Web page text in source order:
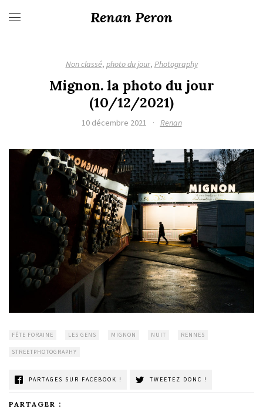
Renan Peron
Non classé, photo du jour, Photography
Mignon. la photo du jour
(10/12/2021)
10 décembre 2021 · Renan
FÊTE FORAINE LES GENS MIGNON NUIT RENNES
STREETPHOTOGRAPHY
PARTAGES SUR FACEBOOK ! TWEETEZ DONC !
PARTAGER :